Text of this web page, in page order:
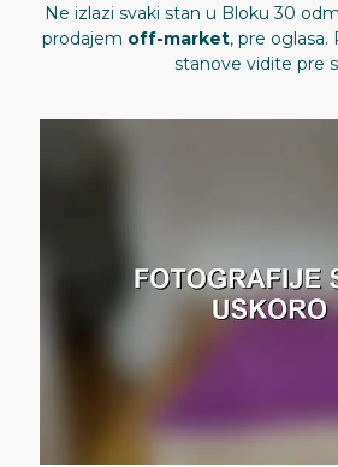
Ne izlazi svaki stan u Bloku 30
prodajem off-market, pre oglasa.
stanove vidite pre